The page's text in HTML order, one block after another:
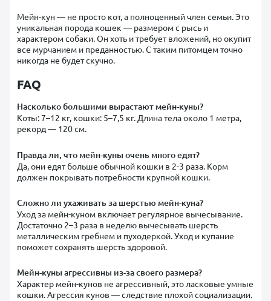
Мейн-кун — не просто кот, а полноценный член семьи. Это
уникальная порода кошек — размером с рысь и
характером собаки. Он хоть и требует вложений, но окупит
все мурчанием и преданностью. С таким питомцем точно
никогда не будет скучно.
FAQ
Насколько большими вырастают мейн-куны?
Коты: 7–12 кг, кошки: 5–7,5 кг. Длина тела около 1 метра,
рекорд — 120 см.
Правда ли, что мейн-куны очень много едят?
Да, они едят больше обычной кошки в 2-3 раза. Корм
должен покрывать потребности крупной кошки.
Сложно ли ухаживать за шерстью мейн-куна?
Уход за мейн-куном включает регулярное вычесывание.
Достаточно 2–3 раза в неделю вычесывать шерсть
металлическим гребнем и пуходеркой. Уход и купание
поможет сохранять шерсть здоровой.
Мейн-куны агрессивны из-за своего размера?
Характер мейн-кунов не агрессивный, это ласковые умные
кошки. Агрессия кунов — следствие плохой социализации.